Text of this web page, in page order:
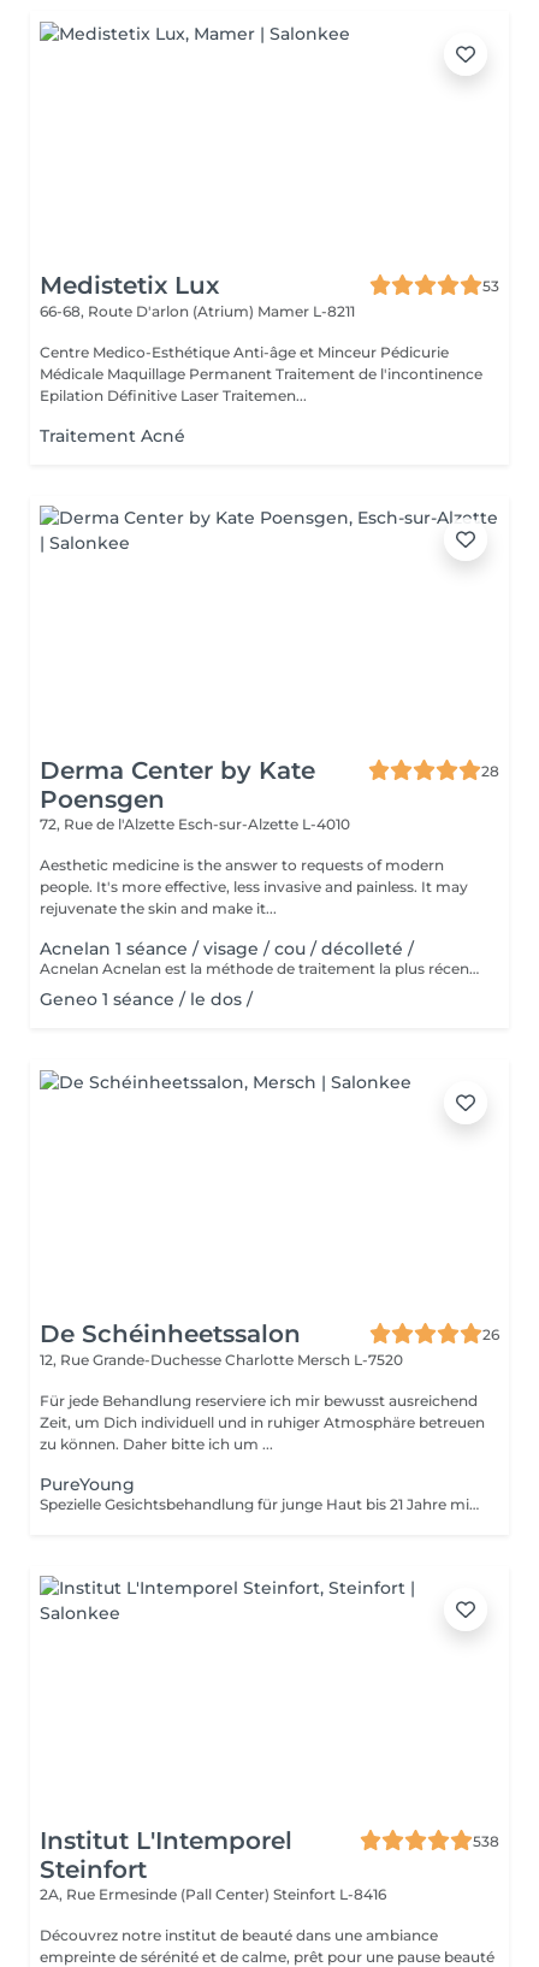
Medistetix Lux
53
66-68, Route D'arlon (Atrium) Mamer L-8211
Centre Medico-Esthétique Anti-âge et Minceur Pédicurie
Médicale Maquillage Permanent Traitement de l'incontinence
Epilation Définitive Laser Traitemen...
Traitement Acné
Derma Center by Kate
Poensgen
28
72, Rue de l'Alzette Esch-sur-Alzette L-4010
Aesthetic medicine is the answer to requests of modern
people. It's more effective, less invasive and painless. It may
rejuvenate the skin and make it...
Acnelan 1 séance / visage / cou / décolleté /
Acnelan Acnelan est la méthode de traitement la plus récente et la plus innovante de l'acné. Le pack de soins de la marque espagnole Mesoestetic guérit efficacement les changements d'acné de différentes origines et phases. Cette thérapie apaise la peau et les zones enflammées, et a un effet très positif sur la guérison des complications de l'acné, car les cicatrices ne sont plus aussi visibles et les taches sont affinées. C'est la méthode complexe qui guérit l'acné et empêche de nouveaux changements de se produire. Principalement les principes actifs, tels que le complexe bexarétinyle (un rétinoïde), le soufre et le kaolin, fonctionnent comme un nettoyant en profondeur pour les pores obstrués, ce qui conduit à une amélioration visible du teint de la peau. De plus, d'autres ingrédients actifs tels que l'acide hyaluronique, le zinc, l'aloe vera et le cuivre sont présents dans le pack Acknelan. Le complexe d'acné breveté comprend également: Alcool | Acide mandélique | Azelate de disodium | Soufre | Kaolin | Aqua | Acide salicylique | Hydroxypropylméthylcellulose | Acide shikimique | Rétinoxytriméthylsilanes. Les substances combattent tous les symptômes de l'acné, guérissent la peau enflammée, nettoient les pores, réduisent le nombre de points noirs, écaillent la peau, affinent l'apparence, équilibrent la production de sébum et ont un effet antibactérien.
Geneo 1 séance / le dos /
De Schéinheetssalon
26
12, Rue Grande-Duchesse Charlotte Mersch L-7520
Für jede Behandlung reserviere ich mir bewusst ausreichend
Zeit, um Dich individuell und in ruhiger Atmosphäre betreuen
zu können. Daher bitte ich um ...
PureYoung
Spezielle Gesichtsbehandlung für junge Haut bis 21 Jahre mit Fokus auf gründliche Ausreinigung und Hautklärung.
Institut L'Intemporel
Steinfort
538
2A, Rue Ermesinde (Pall Center) Steinfort L-8416
Découvrez notre institut de beauté dans une ambiance
empreinte de sérénité et de calme, prêt pour une pause beauté